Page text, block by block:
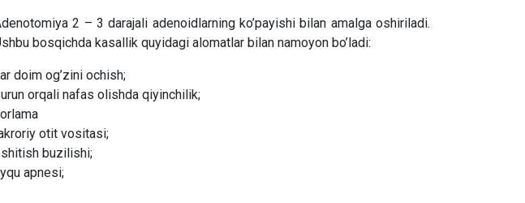
2 – 3 darajali adenoidlarning ko’payishi bilan amalga oshiriladi.
bosqichda kasallik quyidagi alomatlar bilan namoyon bo’ladi:
doim og’zini ochish;
orqali nafas olishda qiyinchilik;
otit vositasi;
buzilishi;
apnesi;